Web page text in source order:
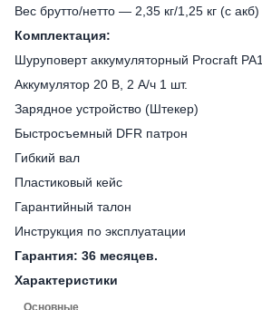
Вес брутто/нетто — 2,35 кг/1,25 кг (с акб)
Комплектация:
Шуруповерт аккумуляторный Procraft
Аккумулятор 20 В, 2 А/ч 1 шт.
Зарядное устройство (Штекер)
Быстросъемный DFR патрон
Гибкий вал
Пластиковый кейс
Гарантийный талон
Инструкция по эксплуатации
Гарантия: 36 месяцев.
Характеристики
Основные